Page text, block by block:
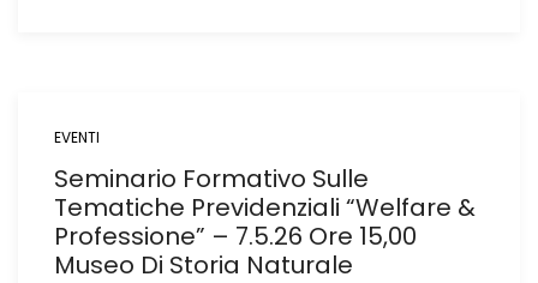
EVENTI
Seminario Formativo Sulle
Tematiche Previdenziali “Welfare &
Professione” – 7.5.26 Ore 15,00
Museo Di Storia Naturale